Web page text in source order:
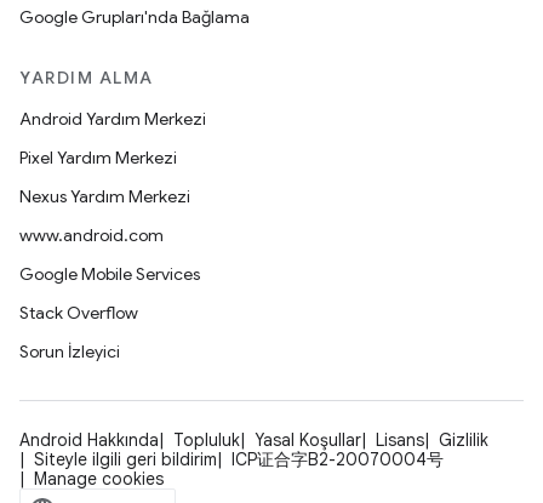
Google Grupları'nda Bağlama
YARDIM ALMA
Android Yardım Merkezi
Pixel Yardım Merkezi
Nexus Yardım Merkezi
www.android.com
Google Mobile Services
Stack Overflow
Sorun İzleyici
Android Hakkında Topluluk Yasal Koşullar Lisans
Gizlilik
Siteyle ilgili geri bildirim
ICP证合字B2-20070004号
Manage cookies